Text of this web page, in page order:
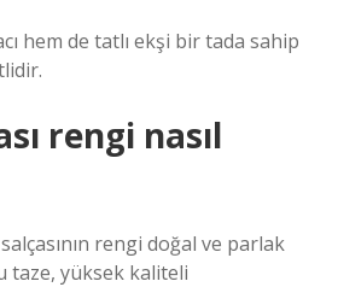
hem de tatlı ekşi bir tada sahip
rengi nasıl
rengi doğal ve parlak
taze, yüksek kaliteli